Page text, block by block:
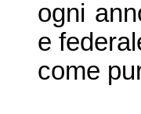
ogni
e
come